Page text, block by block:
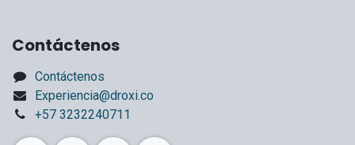
Contáctenos
Contáctenos
Experiencia@droxi.co
+57 3232240711